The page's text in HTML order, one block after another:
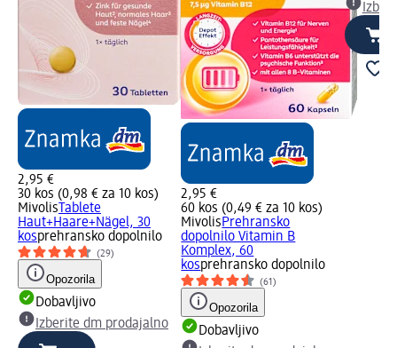
2,95 €
30 kos (0,98 € za 10 kos)
Mivolis Tablete
Haut+Haare+Nägel, 30
kosprehransko dopolnilo
(29)
Opozorila
Dobavljivo
Izberite dm prodajalno
2,95 €
60 kos (0,49 € za 10 kos)
MivolisPrehransko
dopolnilo Vitamin B
Komplex, 60
kosprehransko dopolnilo
(61)
Opozorila
Dobavljivo